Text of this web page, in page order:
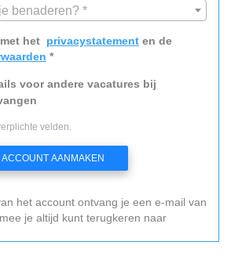
benaderen? *
het privacystatement en de
*
voor andere vacatures bij
velden.
ACCOUNT AANMAKEN
het account ontvang je een e-mail van
je altijd kunt terugkeren naar